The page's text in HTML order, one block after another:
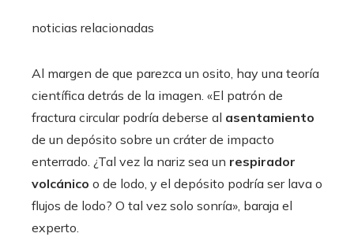
noticias relacionadas
Al margen de que parezca un osito, hay una teoría
científica detrás de la imagen. «El patrón de
fractura circular podría deberse al asentamiento
de un depósito sobre un cráter de impacto
enterrado. ¿Tal vez la nariz sea un respirador
volcánico o de lodo, y el depósito podría ser lava o
flujos de lodo? O tal vez solo sonría», baraja el
experto.